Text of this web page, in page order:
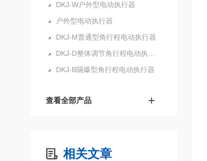
DKJ-W户外型电动执行器
户外型电动执行器
DKJ-M普通型角行程电动执行器
DKJ-B隔爆型角行程电动执行器
查看全部产品
相关文章